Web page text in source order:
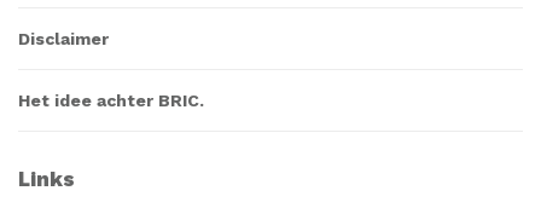
Disclaimer
Het idee achter BRIC.
Links